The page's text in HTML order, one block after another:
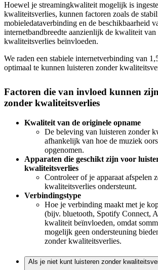
Hoewel je streamingkwaliteit mogelijk is
kwaliteitsverlies, kunnen factoren zoals de
mobieledataverbinding en de beschikbaarheid
internetbandbreedte aanzienlijk de kwaliteit van
kwaliteitsverlies beïnvloeden.
We raden een stabiele internetverbinding van
optimaal te kunnen luisteren zonder
Factoren die van invloed kunnen
zonder kwaliteitsverlies
Kwaliteit van de originele opname
De beleving van luisteren zonder
afhankelijk van hoe de muziek
opgenomen.
Apparaten die geschikt zijn voor
kwaliteitsverlies
Controleer of je apparaat afspelen
kwaliteitsverlies ondersteunt.
Verbindingstype
Hoe je verbinding maakt met je
(bijv. bluetooth, Spotify Connect,
kwaliteit beïnvloeden, omdat
mogelijk geen ondersteuning
zonder kwaliteitsverlies.
Als je niet kunt luisteren zonder